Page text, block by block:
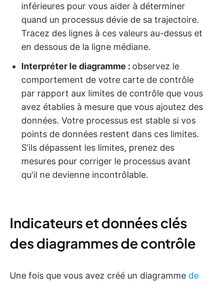
inférieures pour vous aider à déterminer
quand un processus dévie de sa trajectoire.
Tracez des lignes à ces valeurs au-dessus et
en dessous de la ligne médiane.
Interpréter le diagramme : observez le
comportement de votre carte de contrôle
par rapport aux limites de contrôle que vous
avez établies à mesure que vous ajoutez des
données. Votre processus est stable si vos
points de données restent dans ces limites.
S'ils dépassent les limites, prenez des
mesures pour corriger le processus avant
qu'il ne devienne incontrôlable.
Indicateurs et données clés
des diagrammes de contrôle
Une fois que vous avez créé un diagramme de